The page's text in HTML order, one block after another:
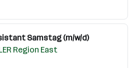
Samstag (m/w/d)
Region East